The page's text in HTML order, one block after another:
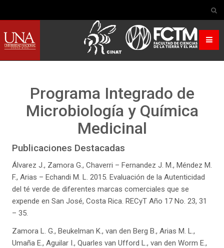
Programa Integrado de
Microbiología y Química
Medicinal
Publicaciones Destacadas
Álvarez J., Zamora G., Chaverri – Fernandez J. M., Méndez M.
F., Arias – Echandi M. L. 2015. Evaluación de la Autenticidad
del té verde de diferentes marcas comerciales que se
expende en San José, Costa Rica. RECyT Año 17 No. 23, 31
– 35.
Zamora L. G., Beukelman K., van den Berg B., Arias M. L.,
Umaña E., Aguilar I., Quarles van Ufford L., van den Worm E.,